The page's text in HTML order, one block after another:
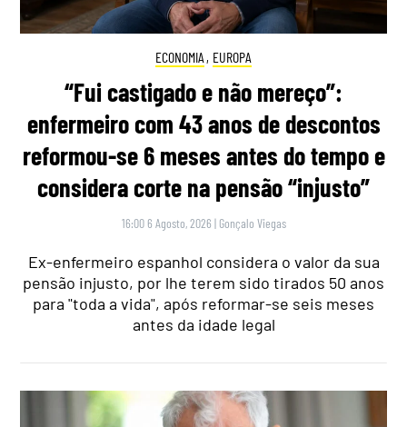
ECONOMIA , EUROPA
“Fui castigado e não mereço”:
enfermeiro com 43 anos de descontos
reformou-se 6 meses antes do tempo e
considera corte na pensão “injusto”
16:00 6 Agosto, 2026 | Gonçalo Viegas
Ex-enfermeiro espanhol considera o valor da sua
pensão injusto, por lhe terem sido tirados 50 anos
para "toda a vida", após reformar-se seis meses
antes da idade legal